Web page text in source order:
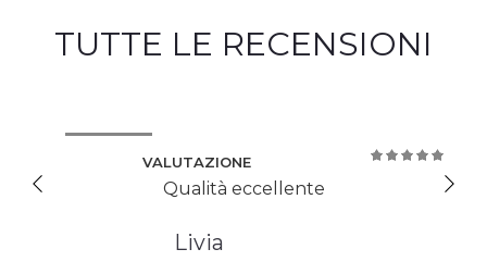
TUTTE LE RECENSIONI
VALUTAZIONE 100%
Qualità eccellente
Livia